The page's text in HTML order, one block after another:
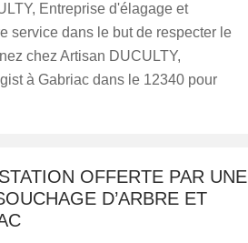
Entreprise d'élagage et
service dans le but de respecter le
chez Artisan DUCULTY,
à Gabriac dans le 12340 pour
OFFERTE PAR UNE
D’ARBRE ET